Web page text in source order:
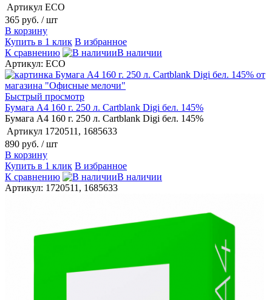
Артикул ECO
365 руб. / шт
В корзину
Купить в 1 клик В избранное
К сравнению
В наличии
Артикул: ECO
Быстрый просмотр
Бумага А4 160 г. 250 л. Cartblank Digi бел. 145%
Бумага А4 160 г. 250 л. Cartblank Digi бел. 145%
Артикул 1720511, 1685633
890 руб. / шт
В корзину
Купить в 1 клик В избранное
К сравнению
В наличии
Артикул: 1720511, 1685633